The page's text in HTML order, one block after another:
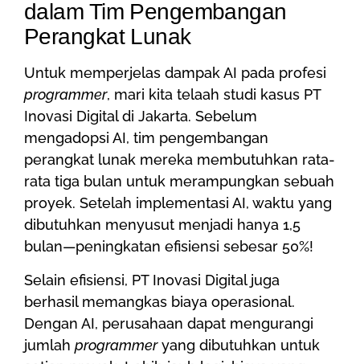
dalam Tim Pengembangan
Perangkat Lunak
Untuk memperjelas dampak AI pada profesi
programmer, mari kita telaah studi kasus PT
Inovasi Digital di Jakarta. Sebelum
mengadopsi AI, tim pengembangan
perangkat lunak mereka membutuhkan rata-
rata tiga bulan untuk merampungkan sebuah
proyek. Setelah implementasi AI, waktu yang
dibutuhkan menyusut menjadi hanya 1,5
bulan—peningkatan efisiensi sebesar 50%!
Selain efisiensi, PT Inovasi Digital juga
berhasil memangkas biaya operasional.
Dengan AI, perusahaan dapat mengurangi
jumlah programmeryang dibutuhkan untuk